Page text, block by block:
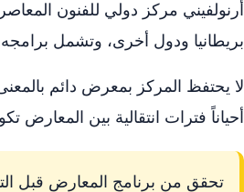
أرنولفيني مركز دولي للفنون
بريطانيا ودول أخرى، وتشمل برامجه
لا يحتفظ المركز بمعرض دائم
أحياناً فترات انتقالية بين المعارض
تحقق من برنامج المعارض قبل